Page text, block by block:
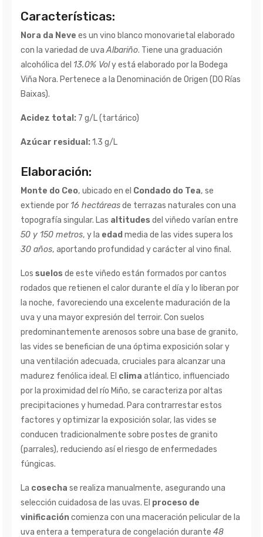
Características:
Nora da Neve es un vino blanco monovarietal elaborado
con la variedad de uvaAlbariño. Tiene una graduación
alcohólica del 13.0% Voly está elaborado por la Bodega
Viña Nora. Pertenece a la Denominación de Origen (DO Rías
Baixas).
Acidez total: 7 g/L (tartárico)
Azúcar residual:1.3 g/L
Elaboración:
Monte do Ceo, ubicado en el Condado do Tea, se
extiende por 16 hectáreasde terrazas naturales con una
topografía singular. Las altitudes del viñedo varían entre
50 y 150 metros, y la edad media de las vides supera los
30 años, aportando profundidad y carácter al vino final.
Los suelos de este viñedo están formados por cantos
rodados que retienen el calor durante el día y lo liberan por
la noche, favoreciendo una excelente maduración de la
uva y una mayor expresión del terroir. Con suelos
predominantemente arenosos sobre una base de granito,
las vides se benefician de una óptima exposición solar y
una ventilación adecuada, cruciales para alcanzar una
madurez fenólica ideal. El clima atlántico, influenciado
por la proximidad del río Miño, se caracteriza por altas
precipitaciones y humedad. Para contrarrestar estos
factores y optimizar la exposición solar, las vides se
conducen tradicionalmente sobre postes de granito
(parrales), reduciendo así el riesgo de enfermedades
fúngicas.
La cosecha se realiza manualmente, asegurando una
selección cuidadosa de las uvas. El proceso de
vinificacióncomienza con una maceración pelicular de la
uva entera a temperatura de congelación durante 48